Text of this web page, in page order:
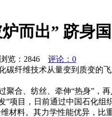
而出” 跻身
览： 2846
评论：0
纤维技术从量变到质变的
合、纺丝、牵伸“热身”，
项目，日前通过中国石化组
料。其力学性能优异，比